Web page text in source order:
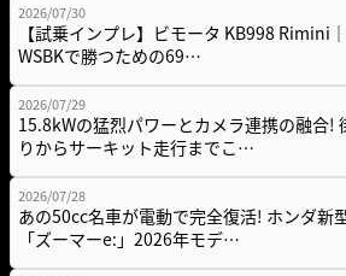
2026/07/30
【試乗インプレ】ビモータ KB998 Rimini｜
WSBKで勝つための69…
2026/07/29
15.8kWの猛烈パワーとカメラ連携の融合!
りからサーキット走行までこ…
2026/07/28
あの50cc名車が電動で完全復活! ホンダ新
「ズーマーe:」2026年モデ…